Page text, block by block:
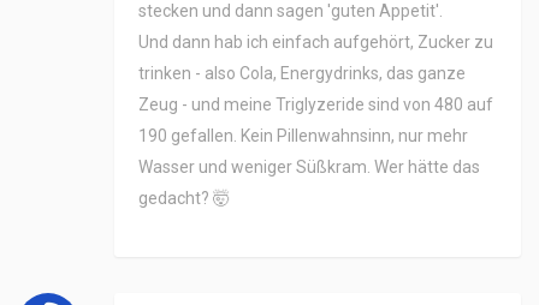
stecken und dann sagen 'guten Appetit'.
Und dann hab ich einfach aufgehört, Zucker zu
trinken - also Cola, Energydrinks, das ganze
Zeug - und meine Triglyzeride sind von 480 auf
190 gefallen. Kein Pillenwahnsinn, nur mehr
Wasser und weniger Süßkram. Wer hätte das
gedacht? 🤯